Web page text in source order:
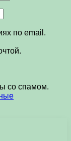
по email.
со спамом.